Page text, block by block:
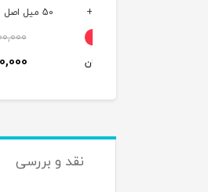
3,000,000
2,950,000
نقد و بررسی